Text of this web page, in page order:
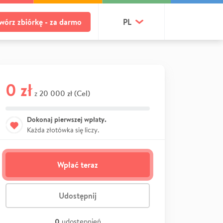
zbiórkę - za darmo PL
0 zł z 20 000 zł (Cel)
Dokonaj pierwszej wpłaty.
Każda złotówka się liczy.
Wpłać teraz
Udostępnij